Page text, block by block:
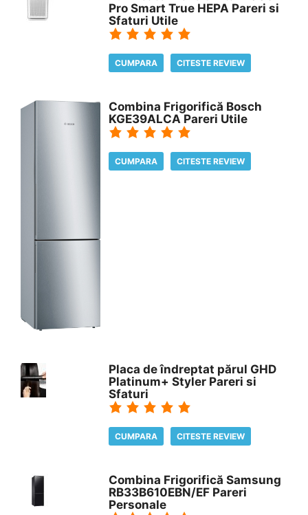
Pro Smart True HEPA Pareri si
Sfaturi Utile
CUMPARA CITESTE REVIEW
Combina Frigorifică Bosch
KGE39ALCA Pareri Utile
CUMPARA CITESTE REVIEW
Placa de îndreptat părul GHD
Platinum+ Styler Pareri si
Sfaturi
CUMPARA CITESTE REVIEW
Combina Frigorifică Samsung
RB33B610EBN/EF Pareri
Personale